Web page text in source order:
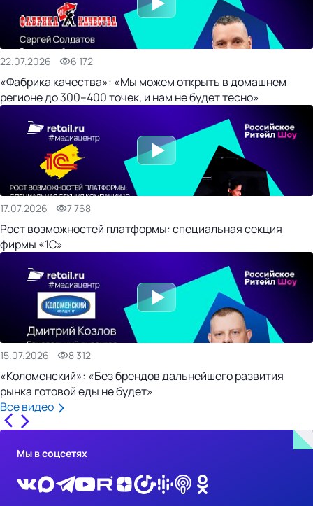
22.07.2026 6 172
«Фабрика качества»: «Мы можем открыть в домашнем
регионе до 300–400 точек, и нам не будет тесно»
17.07.2026 7 768
Рост возможностей платформы: специальная секция
фирмы «1С»
15.07.2026 8 312
«Коломенский»: «Без брендов дальнейшего развития
рынка готовой еды не будет»
Все видео
Мы в соцсетях